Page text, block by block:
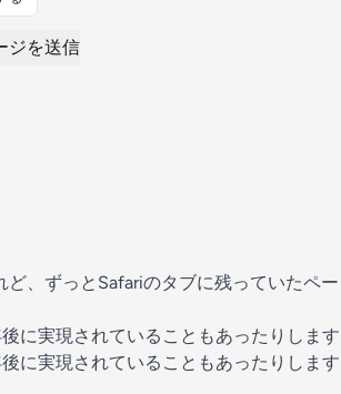
ジを送信
ど、ずっとSafariのタブに残っていたペ
に実現されていることもあったりします
に実現されていることもあったりします